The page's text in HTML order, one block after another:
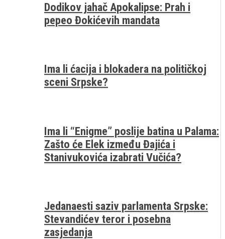
Dodikov jahač Apokalipse: Prah i
pepeo Đokićevih mandata
Ima li ćacija i blokadera na političkoj
sceni Srpske?
Ima li “Enigme” poslije batina u Palama:
Zašto će Elek između Đajića i
Stanivukovića izabrati Vučića?
Jedanaesti saziv parlamenta Srpske:
Stevandićev teror i posebna
zasjedanja